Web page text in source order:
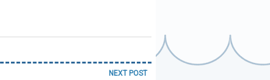
NEXT POST